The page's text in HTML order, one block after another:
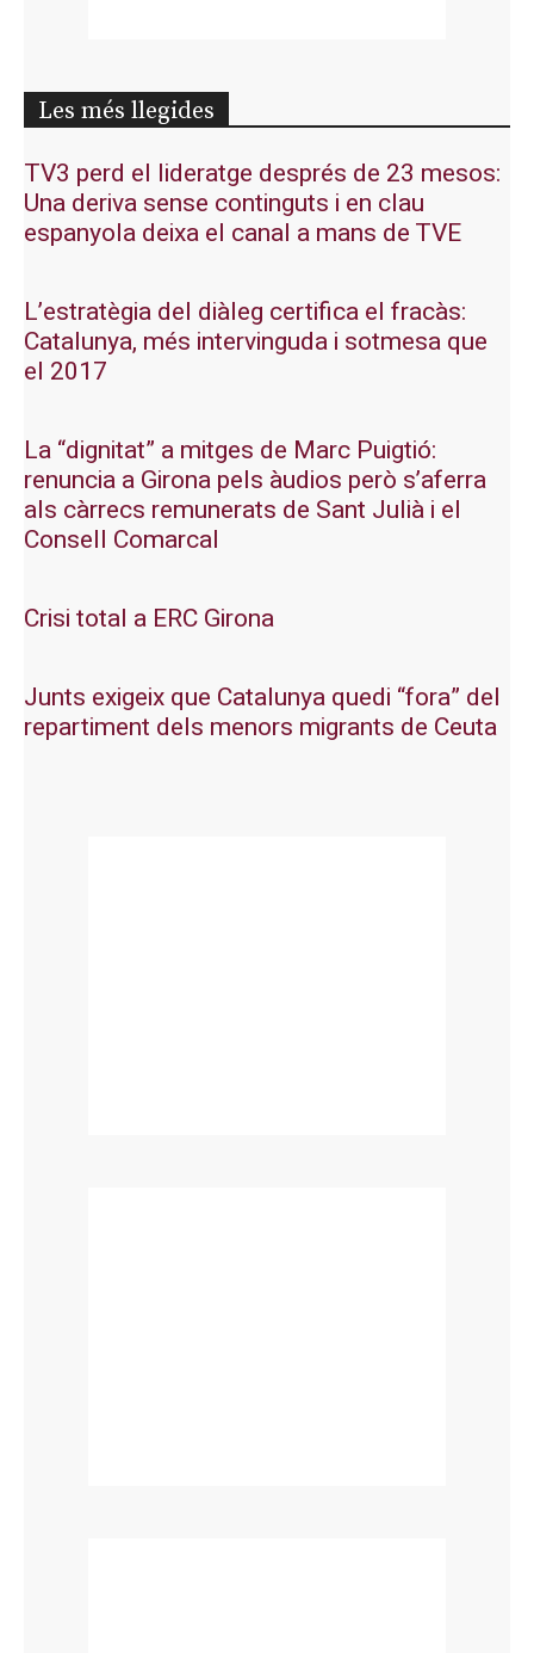
Les més llegides
TV3 perd el lideratge després de 23 mesos:
Una deriva sense continguts i en clau
espanyola deixa el canal a mans de TVE
L’estratègia del diàleg certifica el fracàs:
Catalunya, més intervinguda i sotmesa que
el 2017
La “dignitat” a mitges de Marc Puigtió:
renuncia a Girona pels àudios però s’aferra
als càrrecs remunerats de Sant Julià i el
Consell Comarcal
Crisi total a ERC Girona
Junts exigeix que Catalunya quedi “fora” del
repartiment dels menors migrants de Ceuta